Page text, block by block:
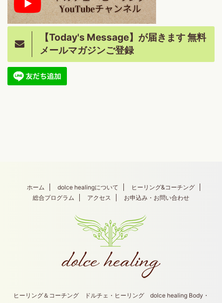
【Today's Message】が届きます 無料
メールマガジンご登録
ホーム dolce healingについて
ヒーリング&コーチング
総合プログラム
アクセス お申込み・お問い合わせ
ヒーリング＆コーチング ドルチェ・ヒーリング dolce healing Body・